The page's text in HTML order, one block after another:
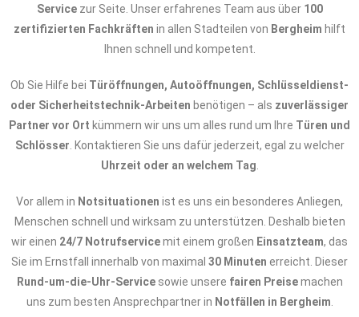
Servicezur Seite. Unser erfahrenes Team aus über 100
zertifizierten Fachkräften in allen Stadteilen von Bergheim hilft
Ihnen schnell und kompetent.
Ob Sie Hilfe bei Türöffnungen, Autoöffnungen, Schlüsseldienst-
oder Sicherheitstechnik-Arbeiten benötigen – als zuverlässiger
Partner vor Ort kümmern wir uns um alles rund um Ihre Türen und
Schlösser . Kontaktieren Sie uns dafür jederzeit, egal zu welcher
Uhrzeit oder an welchem Tag
Vor allem in Notsituationen ist es uns ein besonderes Anliegen,
Menschen schnell und wirksam zu unterstützen. Deshalb bieten
wir einen 24/7 Notrufservicemit einem großen Einsatzteam, das
Sie im Ernstfall innerhalb von maximal 30 Minuten erreicht. Dieser
Rund-um-die-Uhr-Servicesowie unsere fairen Preisemachen
uns zum besten Ansprechpartner in Notfällen in Bergheim